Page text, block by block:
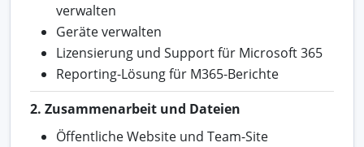
verwalten
Geräte verwalten
Lizensierung und Support für Microsoft 365
Reporting-Lösung für M365-Berichte
2. Zusammenarbeit und Dateien
Öffentliche Website und Team-Site